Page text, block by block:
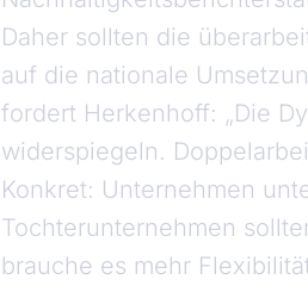
Daher sollten die
auf die nationale
fordert Herkenhoff: „Die
widerspiegeln.
Konkret: Unternehmen
Tochterunternehmen
brauche es mehr